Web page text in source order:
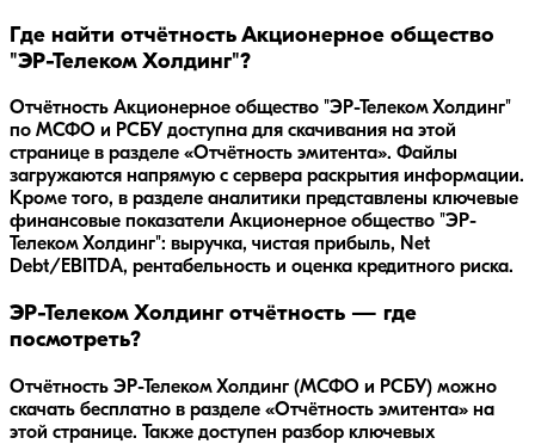
Где найти отчётность Акционерное общество
"ЭР-Телеком Холдинг"?
Отчётность Акционерное общество "ЭР-Телеком Холдинг"
по МСФО и РСБУ доступна для скачивания на этой
странице в разделе «Отчётность эмитента». Файлы
загружаются напрямую с сервера раскрытия информации.
Кроме того, в разделе аналитики представлены ключевые
финансовые показатели Акционерное общество "ЭР-
Телеком Холдинг": выручка, чистая прибыль, Net
Debt/EBITDA, рентабельность и оценка кредитного риска.
ЭР-Телеком Холдинг отчётность — где
посмотреть?
Отчётность ЭР-Телеком Холдинг (МСФО и РСБУ) можно
скачать бесплатно в разделе «Отчётность эмитента» на
этой странице. Также доступен разбор ключевых